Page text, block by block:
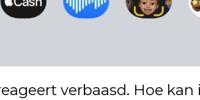
verbaasd. Hoe